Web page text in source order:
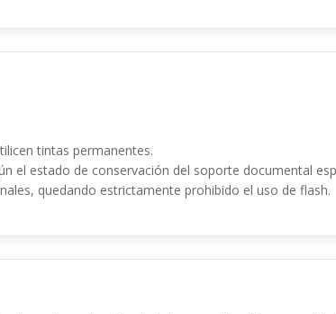
tintas permanentes.
el estado de conservación del soporte documental
quedando estrictamente prohibido el uso de flash.